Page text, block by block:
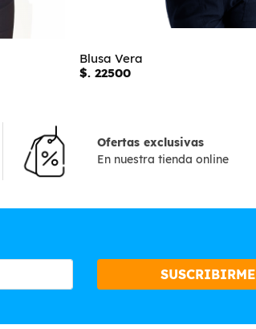
Blusa Vera
$. 22500
Ofertas exclusivas
En nuestra tienda online
SUSCRIBIRME